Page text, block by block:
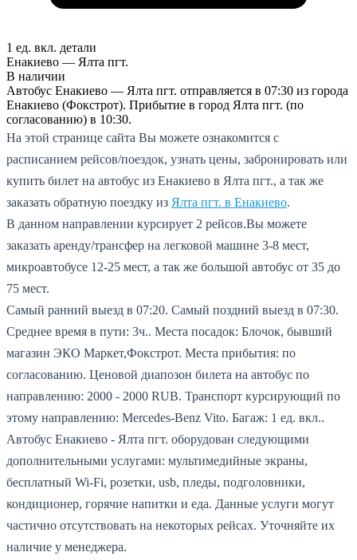
1 ед. вкл. детали
Енакиево — Ялта пгт.
В наличии
Автобус Енакиево — Ялта пгт. отправляется в 07:30 из города
Енакиево (Фокстрот). Прибытие в город Ялта пгт. (по
согласованию) в 10:30.
На этой странице сайта Вы можете ознакомится с
расписанием рейсов/поездок, узнать цены, забронировать или
купить билет на автобус из Енакиево в Ялта пгт., а так же
заказать обратную поездку из Ялта пгт. в Енакиево.
В данном направлении курсирует 2 рейсов.Вы можете
заказать аренду/трансфер на легковой машине 3-8 мест,
микроавтобусе 12-25 мест, а так же большой автобус от 35 до
75 мест.
Самый ранний выезд в 07:20. Самый поздний выезд в 07:30.
Среднее время в пути: 3ч.. Места посадок: Блочок, бывший
магазин ЭКО Маркет,Фокстрот. Места прибытия: по
согласованию. Ценовой диапозон билета на автобус по
направлению: 2000 - 2000 RUB. Транспорт курсирующий по
этому направлению: Mercedes-Benz Vito. Багаж: 1 ед. вкл..
Автобус Енакиево - Ялта пгт. оборудован следующими
дополнительными услугами: мультимедийные экраны,
бесплатный Wi-Fi, розетки, usb, пледы, подголовники,
кондиционер, горячие напитки и еда. Данные услуги могут
частично отсутствовать на некоторых рейсах. Уточняйте их
наличие у менеджера.